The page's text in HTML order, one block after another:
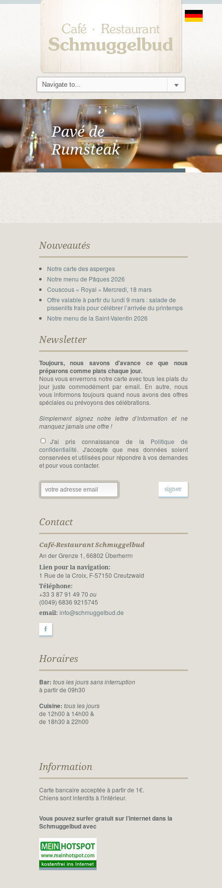
Pavé de
Rumsteak
Nouveautés
Notre carte des asperges
Notre menu de Pâques 2026
Couscous « Royal » Mercredi, 18 mars
Offre valable à partir du lundi 9 mars : salade de
pissenlits frais pour célébrer l’arrivée du printemps
Notre menu de la Saint-Valentin 2026
Newsletter
Toujours, nous savons d'avance ce que nous
préparons comme plats chaque jour.
Nous vous enverrons notre carte avec tous les plats du
jour juste commodément par email. En autre, nous
vous informons toujours quand nous avons des offres
spéciales ou prévoyons des célébrations.
Simplement signez notre lettre d’information et ne
manquez jamais une offre !
J'ai pris connaissance de la Politique de
confidentialité. J'accepte que mes données soient
conservées et utilisées pour répondre à vos demandes
et pour vous contacter.
Contact
Café-Restaurant Schmuggelbud
An der Grenze 1, 66802 Überherrn
Lien pour la navigation:
1 Rue de la Croix, F-57150 Creutzwald
Téléphone:
+33 3 87 91 49 70 ou
(0049) 6836 9215745
email: info@schmuggelbud.de
F
Horaires
Bar: tous les jours sans interruption
à partir de 09h30
Cuisine: tous les jours
de 12h00 à 14h00 &
de 18h30 à 22h00
Information
Carte bancaire acceptée à partir de 1€.
Chiens sont interdits à l'intérieur.
Vous pouvez surfer gratuit sur l’internet dans la
Schmuggelbud avec